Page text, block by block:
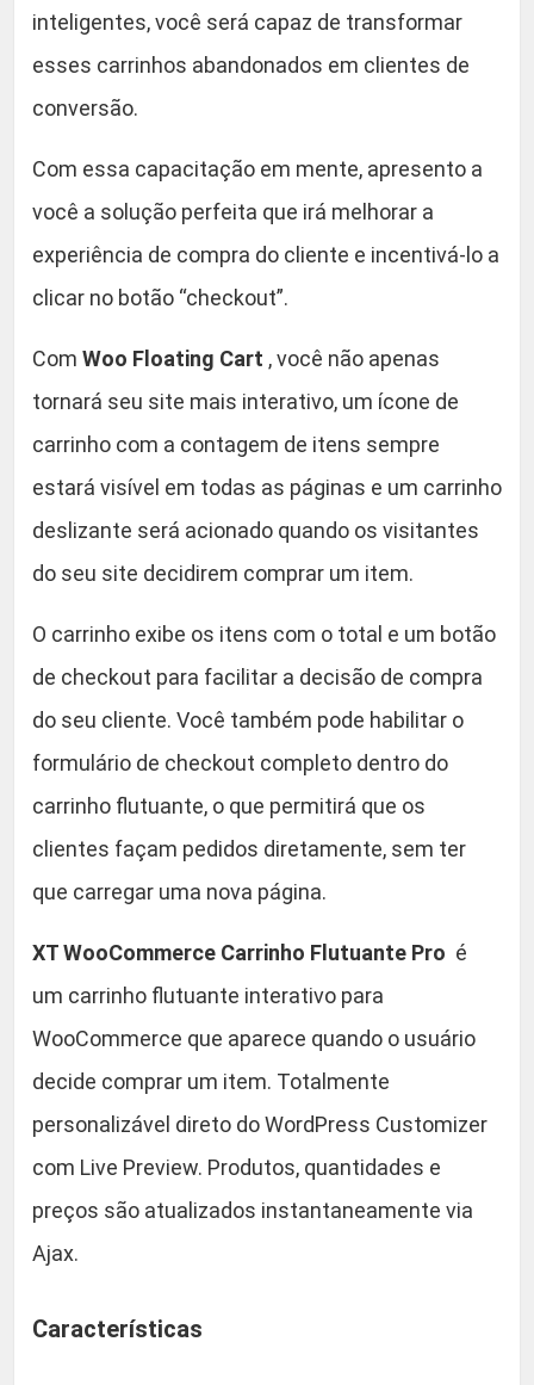
inteligentes, você será capaz de transformar
esses carrinhos abandonados em clientes de
conversão.
Com essa capacitação em mente, apresento a
você a solução perfeita que irá melhorar a
experiência de compra do cliente e incentivá-lo a
clicar no botão “checkout”.
Com Woo Floating Cart , você não apenas
tornará seu site mais interativo, um ícone de
carrinho com a contagem de itens sempre
estará visível em todas as páginas e um carrinho
deslizante será acionado quando os visitantes
do seu site decidirem comprar um item.
O carrinho exibe os itens com o total e um botão
de checkout para facilitar a decisão de compra
do seu cliente. Você também pode habilitar o
formulário de checkout completo dentro do
carrinho flutuante, o que permitirá que os
clientes façam pedidos diretamente, sem ter
que carregar uma nova página.
XT WooCommerce Carrinho Flutuante Pro é
um carrinho flutuante interativo para
WooCommerce que aparece quando o usuário
decide comprar um item. Totalmente
personalizável direto do WordPress Customizer
com Live Preview. Produtos, quantidades e
preços são atualizados instantaneamente via
Ajax.
Características